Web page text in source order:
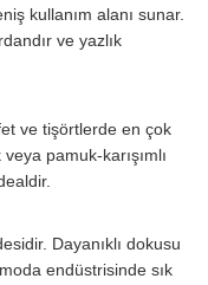
kullanım alanı sunar.
ve yazlık
ve tişörtlerde en çok
pamuk-karışımlı
Dayanıklı dokusu
endüstrisinde sık